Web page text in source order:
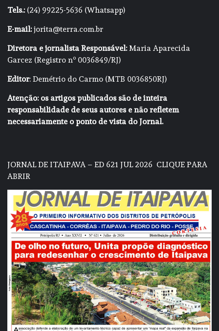
Tels.:(24) 99225-5636 (Whatsapp)
E-mail:jorita@terra.com.br
Diretora e jornalista Responsável:Maria Aparecida
Garcez (Registro nº 0036849/RJ)
Editor: Demétrio do Carmo (MTB 0036850RJ)
Atenção: os artigos publicados são de inteira
responsabilidade de seus autores e não refletem
necessariamente o ponto de vista do Jornal.
JORNAL DE ITAIPAVA – ED 621 JUL 2026 CLIQUE PARA
ABRIR